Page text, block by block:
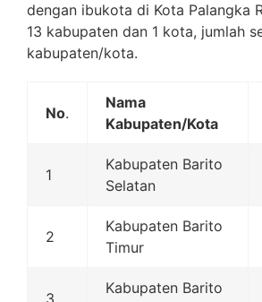
dengan ibukota di Kota Palangka
13 kabupaten dan 1 kota, jumlah
kabupaten/kota.
No.
Nama
Kabupaten/Kota
1
Kabupaten Barito
Selatan
2
Kabupaten Barito
Timur
Kabupaten Barito